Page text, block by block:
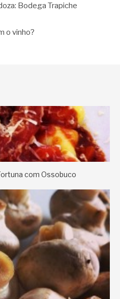
Bodega Trapiche
o vinho?
com Ossobuco